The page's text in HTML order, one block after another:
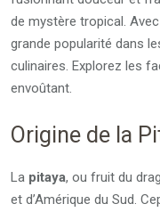
de mystère tropical.
grande popularité dans
culinaires. Explorez les
envoûtant.
Origine de la
La pitaya, ou fruit du
et d’Amérique du Sud.